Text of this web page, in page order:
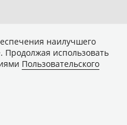
наилучшего
использовать
Пользовательского